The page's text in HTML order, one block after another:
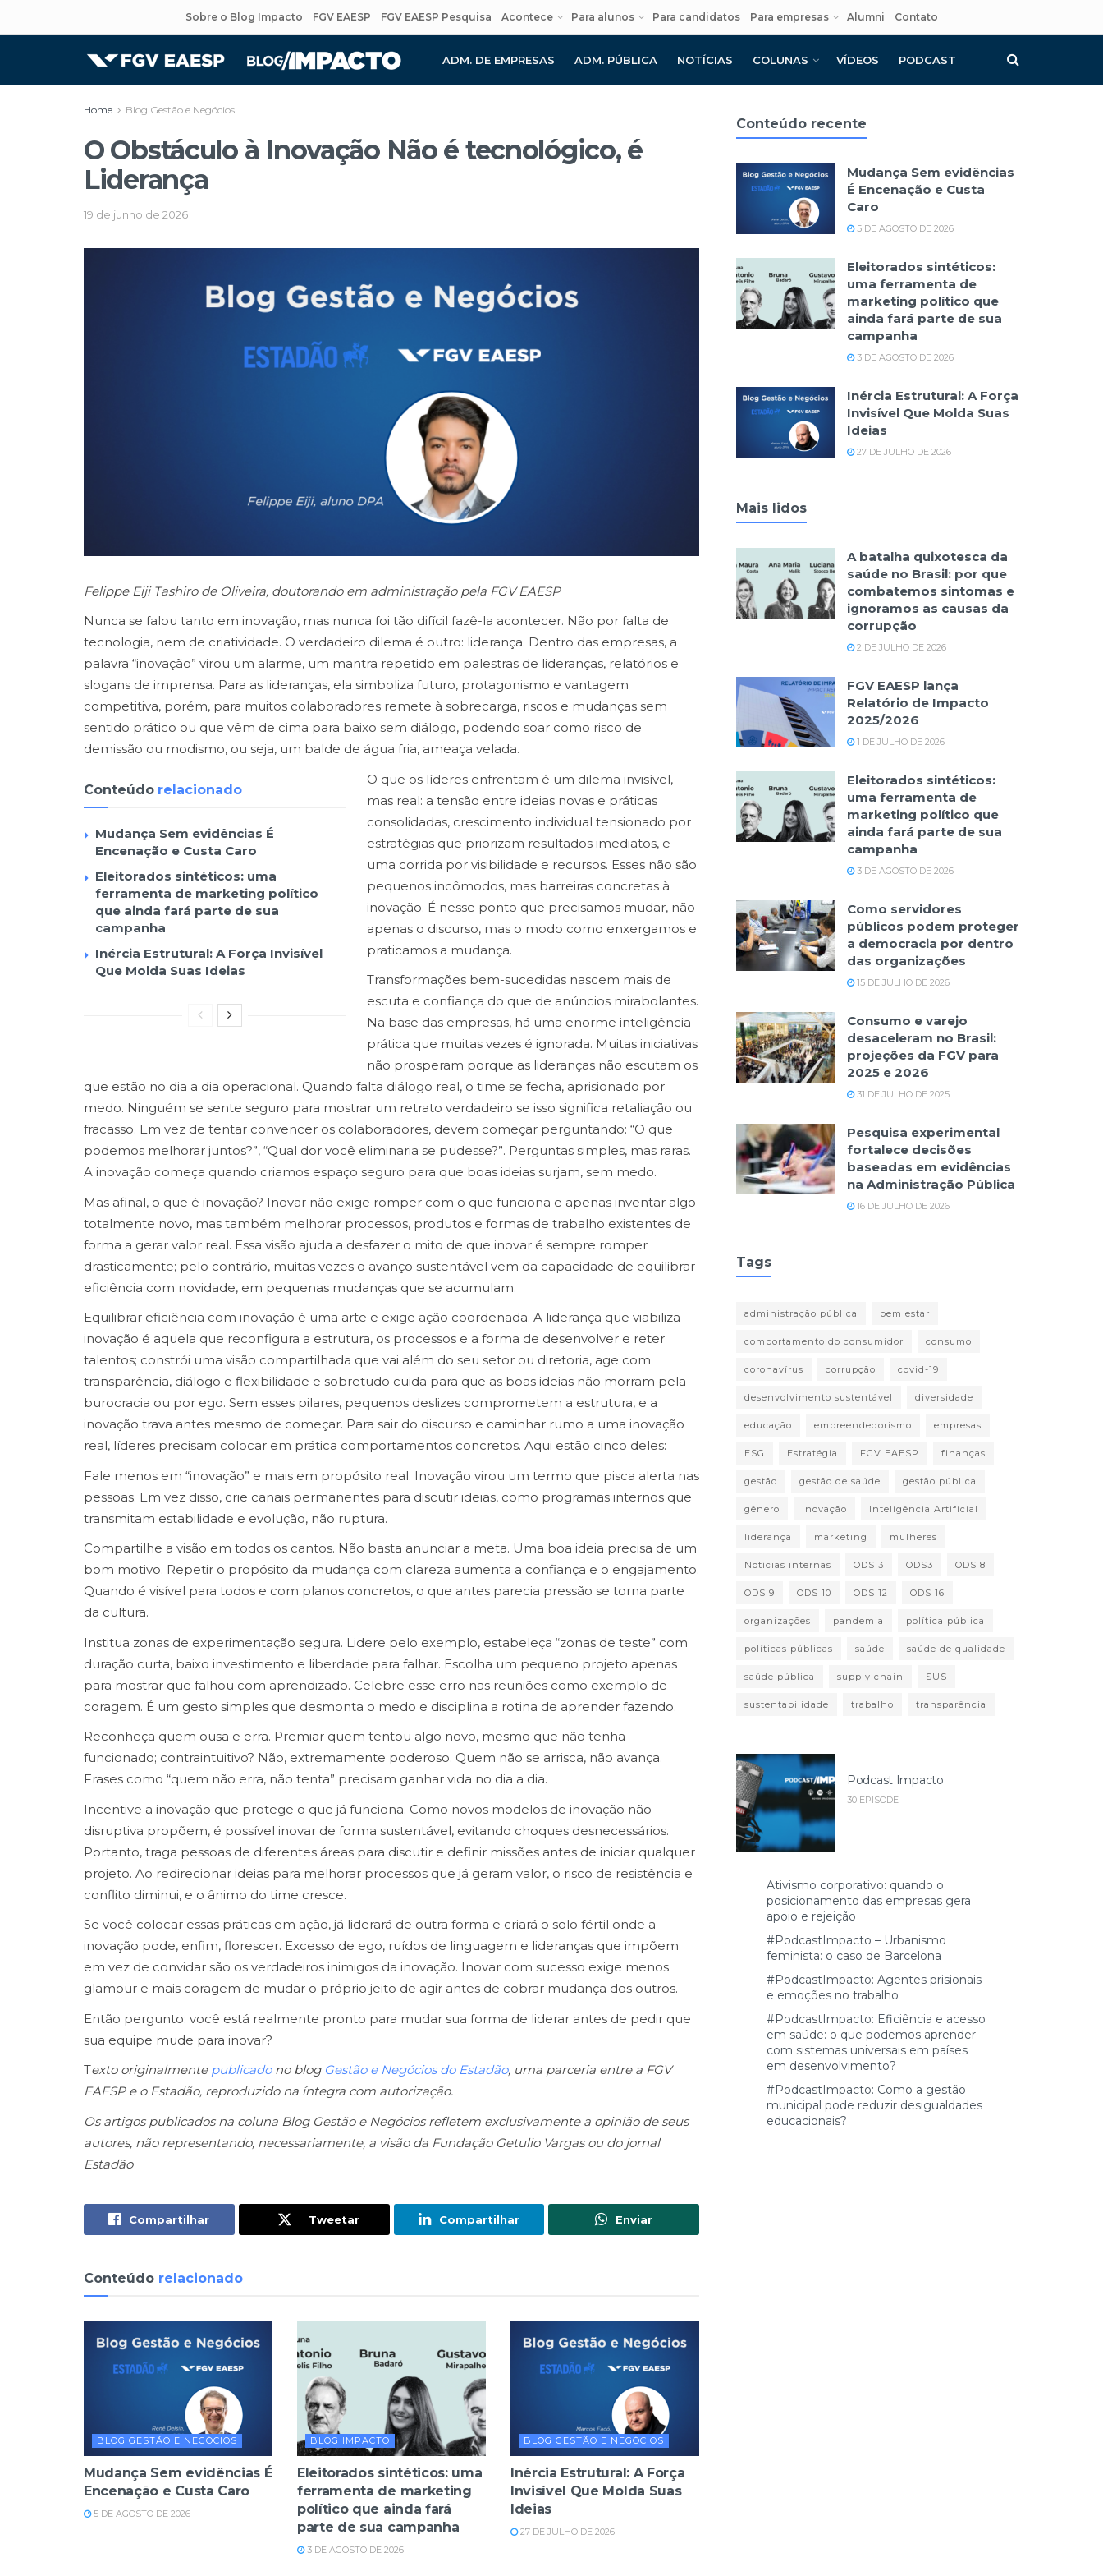
Sobre o Blog Impacto FGV EAESP FGV EAESP Pesquisa Acontece Para alunos Para candidatos Para empresas Alumni Contato
ADM. DE EMPRESAS ADM. PÚBLICA NOTÍCIAS COLUNAS VÍDEOS PODCAST
Home Blog Gestão e Negócios
O Obstáculo à Inovação Não é tecnológico, é
Liderança
19 de junho de 2026
Felippe Eiji Tashiro de Oliveira, doutorando em administração pela FGV EAESP
Nunca se falou tanto em inovação, mas nunca foi tão difícil fazê-la acontecer. Não por falta de
tecnologia, nem de criatividade. O verdadeiro dilema é outro: liderança. Dentro das empresas, a
palavra “inovação” virou um alarme, um mantra repetido em palestras de lideranças, relatórios e
slogans de imprensa. Para as lideranças, ela simboliza futuro, protagonismo e vantagem
competitiva, porém, para muitos colaboradores remete à sobrecarga, riscos e mudanças sem
sentido prático ou que vêm de cima para baixo sem diálogo, podendo soar como risco de
demissão ou modismo, ou seja, um balde de água fria, ameaça velada.
Conteúdo relacionado
Mudança Sem evidências É
Encenação e Custa Caro
Eleitorados sintéticos: uma
ferramenta de marketing político
que ainda fará parte de sua
campanha
Inércia Estrutural: A Força Invisível
Que Molda Suas Ideias
O que os líderes enfrentam é um dilema invisível,
mas real: a tensão entre ideias novas e práticas
consolidadas, crescimento individual tensionado por
estratégias que priorizam resultados imediatos, e
uma corrida por visibilidade e recursos. Esses não são
pequenos incômodos, mas barreiras concretas à
inovação. É nesse ponto que precisamos mudar, não
apenas o discurso, mas o modo como enxergamos e
praticamos a mudança.
Transformações bem-sucedidas nascem mais de
escuta e confiança do que de anúncios mirabolantes.
Na base das empresas, há uma enorme inteligência
prática que muitas vezes é ignorada. Muitas iniciativas
não prosperam porque as lideranças não escutam os
que estão no dia a dia operacional. Quando falta diálogo real, o time se fecha, aprisionado por
medo. Ninguém se sente seguro para mostrar um retrato verdadeiro se isso significa retaliação ou
fracasso. Em vez de tentar convencer os colaboradores, devem começar perguntando: “O que
podemos melhorar juntos?”, “Qual dor você eliminaria se pudesse?”. Perguntas simples, mas raras.
A inovação começa quando criamos espaço seguro para que boas ideias surjam, sem medo.
Mas afinal, o que é inovação? Inovar não exige romper com o que funciona e apenas inventar algo
totalmente novo, mas também melhorar processos, produtos e formas de trabalho existentes de
forma a gerar valor real. Essa visão ajuda a desfazer o mito de que inovar é sempre romper
drasticamente; pelo contrário, muitas vezes o avanço sustentável vem da capacidade de equilibrar
eficiência com novidade, em pequenas mudanças que se acumulam.
Equilibrar eficiência com inovação é uma arte e exige ação coordenada. A liderança que viabiliza
inovação é aquela que reconfigura a estrutura, os processos e a forma de desenvolver e reter
talentos; constrói uma visão compartilhada que vai além do seu setor ou diretoria, age com
transparência, diálogo e flexibilidade e sobretudo cuida para que as boas ideias não morram pela
burocracia ou por ego. Sem esses pilares, pequenos deslizes comprometem a estrutura, e a
inovação trava antes mesmo de começar. Para sair do discurso e caminhar rumo a uma inovação
real, líderes precisam colocar em prática comportamentos concretos. Aqui estão cinco deles:
Fale menos em “inovação” e mais em propósito real. Inovação virou um termo que pisca alerta nas
pessoas. Em vez disso, crie canais permanentes para discutir ideias, como programas internos que
transmitam estabilidade e evolução, não ruptura.
Compartilhe a visão em todos os cantos. Não basta anunciar a meta. Uma boa ideia precisa de um
bom motivo. Repetir o propósito da mudança com clareza aumenta a confiança e o engajamento.
Quando é visível para todos e com planos concretos, o que antes parecia pressão se torna parte
da cultura.
Institua zonas de experimentação segura. Lidere pelo exemplo, estabeleça “zonas de teste” com
duração curta, baixo investimento e liberdade para falhar. Escolha um pequeno projeto apenas
para mostrar que falhou com aprendizado. Celebre esse erro nas reuniões como exemplo de
coragem. É um gesto simples que desmonta o medo e disciplina a rotina de aprender fazendo.
Reconheça quem ousa e erra. Premiar quem tentou algo novo, mesmo que não tenha
funcionado; contraintuitivo? Não, extremamente poderoso. Quem não se arrisca, não avança.
Frases como “quem não erra, não tenta” precisam ganhar vida no dia a dia.
Incentive a inovação que protege o que já funciona. Como novos modelos de inovação não
disruptiva propõem, é possível inovar de forma sustentável, evitando choques desnecessários.
Portanto, traga pessoas de diferentes áreas para discutir e definir missões antes de iniciar qualquer
projeto. Ao redirecionar ideias para melhorar processos que já geram valor, o risco de resistência e
conflito diminui, e o ânimo do time cresce.
Se você colocar essas práticas em ação, já liderará de outra forma e criará o solo fértil onde a
inovação pode, enfim, florescer. Excesso de ego, ruídos de linguagem e lideranças que impõem
em vez de convidar são os verdadeiros inimigos da inovação. Inovar com sucesso exige menos
glamour e mais coragem de mudar o próprio jeito de agir antes de cobrar mudança dos outros.
Então pergunto: você está realmente pronto para mudar sua forma de liderar antes de pedir que
sua equipe mude para inovar?
Texto originalmente publicadono blog Gestão e Negócios do Estadão, uma parceria entre a FGV
EAESP e o Estadão, reproduzido na íntegra com autorização.
Os artigos publicados na coluna Blog Gestão e Negócios refletem exclusivamente a opinião de seus
autores, não representando, necessariamente, a visão da Fundação Getulio Vargas ou do jornal
Estadão
Compartilhar Tweetar Compartilhar Enviar
Conteúdo relacionado
BLOG GESTÃO E NEGÓCIOS
Mudança Sem evidências É
Encenação e Custa Caro
5 DE AGOSTO DE 2026
BLOG IMPACTO
Eleitorados sintéticos: uma
ferramenta de marketing
político que ainda fará
parte de sua campanha
3 DE AGOSTO DE 2026
BLOG GESTÃO E NEGÓCIOS
Inércia Estrutural: A Força
Invisível Que Molda Suas
Ideias
27 DE JULHO DE 2026
Conteúdo recente
Mudança Sem evidências
É Encenação e Custa
Caro
5 DE AGOSTO DE 2026
Eleitorados sintéticos:
uma ferramenta de
marketing político que
ainda fará parte de sua
campanha
3 DE AGOSTO DE 2026
Inércia Estrutural: A Força
Invisível Que Molda Suas
Ideias
27 DE JULHO DE 2026
Mais lidos
A batalha quixotesca da
saúde no Brasil: por que
combatemos sintomas e
ignoramos as causas da
corrupção
2 DE JULHO DE 2026
FGV EAESP lança
Relatório de Impacto
2025/2026
1 DE JULHO DE 2026
Eleitorados sintéticos:
uma ferramenta de
marketing político que
ainda fará parte de sua
campanha
3 DE AGOSTO DE 2026
Como servidores
públicos podem proteger
a democracia por dentro
das organizações
15 DE JULHO DE 2026
Consumo e varejo
desaceleram no Brasil:
projeções da FGV para
2025 e 2026
31 DE JULHO DE 2025
Pesquisa experimental
fortalece decisões
baseadas em evidências
na Administração Pública
16 DE JULHO DE 2026
Tags
administração pública bem estar
comportamento do consumidor consumo
coronavírus corrupção covid-19
desenvolvimento sustentável diversidade
educação empreendedorismo empresas
ESG Estratégia FGV EAESP finanças
gestão gestão de saúde gestão pública
gênero inovação Inteligência Artificial
liderança marketing mulheres
Notícias internas ODS 3 ODS3 ODS 8
ODS 9 ODS 10 ODS 12 ODS 16
organizações pandemia política pública
políticas públicas saúde saúde de qualidade
saúde pública supply chain SUS
sustentabilidade trabalho transparência
Podcast Impacto
30 EPISODE
Ativismo corporativo: quando o
posicionamento das empresas gera
apoio e rejeição
#PodcastImpacto – Urbanismo
feminista: o caso de Barcelona
#PodcastImpacto: Agentes prisionais
e emoções no trabalho
#PodcastImpacto: Eficiência e acesso
em saúde: o que podemos aprender
com sistemas universais em países
em desenvolvimento?
#PodcastImpacto: Como a gestão
municipal pode reduzir desigualdades
educacionais?